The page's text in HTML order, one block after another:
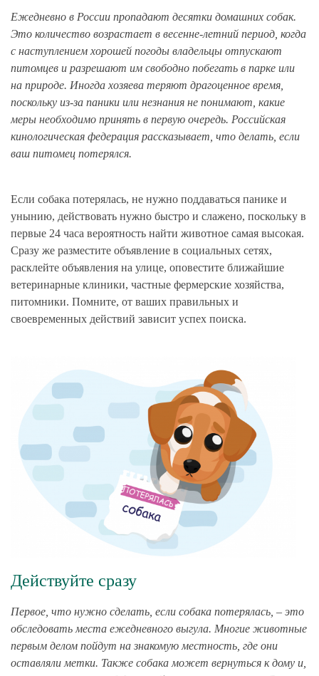
Ежедневно в России пропадают десятки домашних собак.
Это количество возрастает в весенне-летний период, когда
с наступлением хорошей погоды владельцы отпускают
питомцев и разрешают им свободно побегать в парке или
на природе. Иногда хозяева теряют драгоценное время,
поскольку из-за паники или незнания не понимают, какие
меры необходимо принять в первую очередь. Российская
кинологическая федерация рассказывает, что делать, если
ваш питомец потерялся.
Если собака потерялась, не нужно поддаваться панике и
унынию, действовать нужно быстро и слажено, поскольку в
первые 24 часа вероятность найти животное самая высокая.
Сразу же разместите объявление в социальных сетях,
расклейте объявления на улице, оповестите ближайшие
ветеринарные клиники, частные фермерские хозяйства,
питомники. Помните, от ваших правильных и
своевременных действий зависит успех поиска.
Действуйте сразу
Первое, что нужно сделать, если собака потерялась, – это
обследовать места ежедневного выгула. Многие животные
первым делом пойдут на знакомую местность, где они
оставляли метки. Также собака может вернуться к дому и,